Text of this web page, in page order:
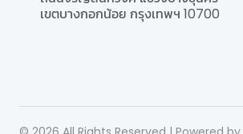
เขตบางกอกน้อย กรุงเทพฯ 10700